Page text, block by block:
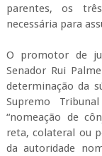
parentes, os
necessária para
O promotor de
Senador Rui
determinação da
Supremo
“nomeação de
reta, colateral ou
da autoridade